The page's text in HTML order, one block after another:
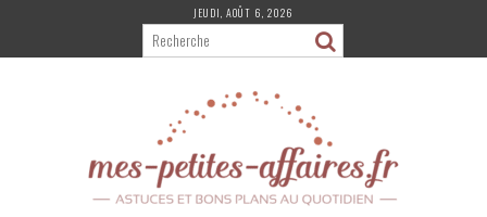
content
JEUDI, AOÛT 6, 2026